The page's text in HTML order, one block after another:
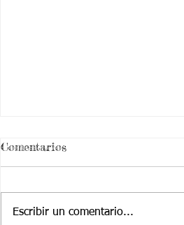
Comentarios
Escribir un comentario...